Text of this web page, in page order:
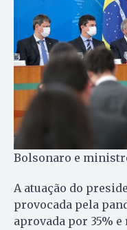
Bolsonaro e
A atuação do
provocada pela
aprovada por 35%